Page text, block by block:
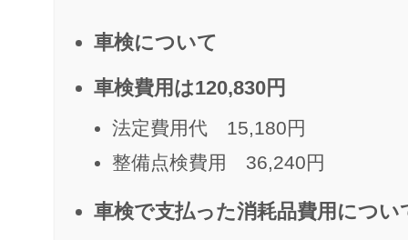
車検について
車検費用は120,830円
法定費用代 15,180円
整備点検費用 36,240円
車検で支払った消耗品費用につい